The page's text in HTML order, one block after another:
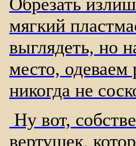
мягкий
выглядеть, но
место,
никогда не
Ну вот,
вертушек,